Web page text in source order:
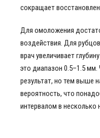
сокращает
Для омоложения
воздействия. Для
врач увеличивает
это диапазон 0.5–1.5
результат, но тем выше
вероятность, что
интервалом в несколько